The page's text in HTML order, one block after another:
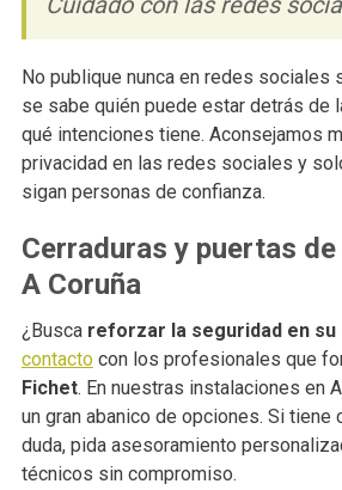
No publique nunca en redes sociales
se sabe quién puede estar detrás de
qué intenciones tiene. Aconsejamos
privacidad en las redes sociales y
sigan personas de confianza.
Cerraduras y puertas
A Coruña
¿Busca reforzar la seguridad en su
contactocon los profesionales que
Fichet. En nuestras instalaciones en
un gran abanico de opciones. Si tiene
duda, pida asesoramiento
técnicos sin compromiso.